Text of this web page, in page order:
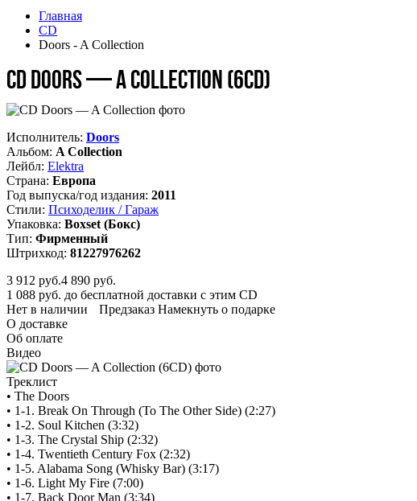
Главная
CD
Doors - A Collection
CD Doors — A Collection (6CD)
Исполнитель: Doors
Альбом: A Collection
Лейбл: Elektra
Страна: Европа
Год выпуска/год издания: 2011
Стили: Психоделик / Гараж
Упаковка: Boxset (Бокс)
Тип: Фирменный
Штрихкод: 81227976262
3 912 руб.4 890 руб.
1 088 руб. до бесплатной доставки с этим CD
Нет в наличии
Предзаказ Намекнуть о подарке
О доставке
Об оплате
Видео
Треклист
• The Doors
• 1-1. Break On Through (To The Other Side) (2:27)
• 1-2. Soul Kitchen (3:32)
• 1-3. The Crystal Ship (2:32)
• 1-4. Twentieth Century Fox (2:32)
• 1-5. Alabama Song (Whisky Bar) (3:17)
• 1-6. Light My Fire (7:00)
• 1-7. Back Door Man (3:34)